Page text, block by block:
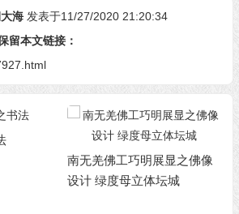
海 发表于11/27/2020 21:20:34
留本文链接：
南无羌佛工巧明展显之佛像
设计 绿度母立体坛城